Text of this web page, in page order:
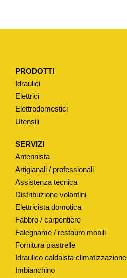
R
P
O
P
Z
Z
G
N
O
R
PRODOTTI
Idraulici
Elettrici
Elettrodomestici
Utensili
SERVIZI
Antennista
Artigianali / professionali
Assistenza tecnica
Distribuzione volantini
Elettricista domotica
Fabbro / carpentiere
Falegname / restauro mobili
Fornitura piastrelle
Idraulico caldaista climatizzazione
Imbianchino